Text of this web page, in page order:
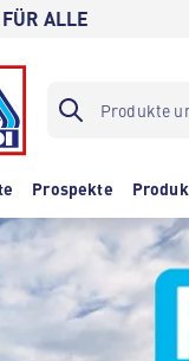
ALLE
Prospekte